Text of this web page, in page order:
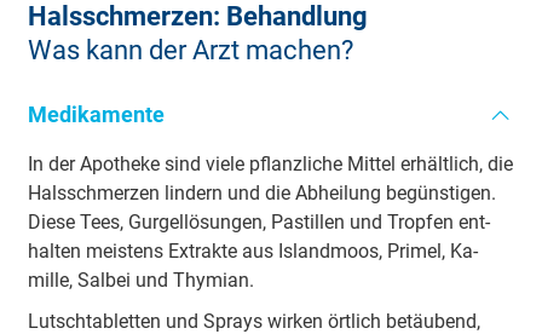
Hals­schmer­zen: Be­hand­lung
Was kann der Arzt ma­chen?
Me­di­ka­men­te
In der Apo­the­ke sind vie­le pflanz­li­che Mit­tel er­hält­lich, die
Hals­schmer­zen lin­dern und die Ab­hei­lung be­güns­ti­gen.
Die­se Tees, Gur­gel­lö­sun­gen, Pas­tillen und Trop­fen ent­
hal­ten meis­tens Ex­trak­te aus Is­land­moos, Pri­mel, Ka­
mille, Sal­bei und Thy­mi­an.
Lutsch­ta­blet­ten und Sprays wir­ken ört­lich be­täu­bend,